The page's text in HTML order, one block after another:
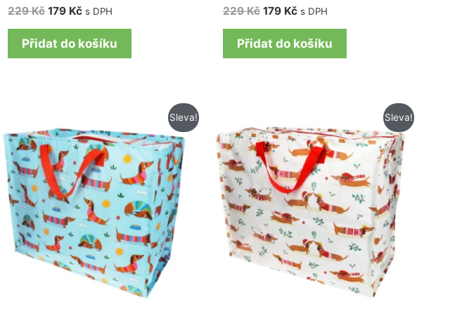
229Kč 179 Kč s DPH
Přidat do košíku
229Kč 179 Kč s DPH
Přidat do košíku
Sleva!
cena
byla:
229 Kč.
cena
je:
179 Kč.
Sleva!
cena
byla:
229 Kč.
cena
je:
169 Kč.